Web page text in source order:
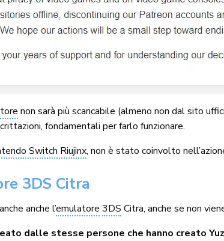
non sarà più scaricabile (almeno non dal sito
fondamentali per farlo funzionare.
Switch Riujinx, non è stato coinvolto
3DS Citra
anche l’emulatore 3DS Citra, anche se non
dalle stesse persone che hanno creato